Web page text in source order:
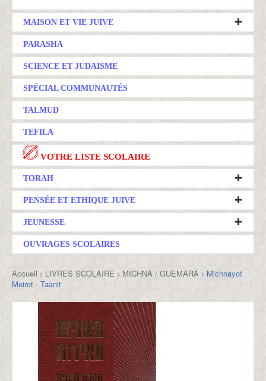
MAISON ET VIE JUIVE
PARASHA
SCIENCE ET JUDAISME
SPÉCIAL COMMUNAUTÉS
TALMUD
TEFILA
VOTRE LISTE SCOLAIRE
TORAH
PENSÉE ET ETHIQUE JUIVE
JEUNESSE
OUVRAGES SCOLAIRES
Accueil > LIVRES SCOLAIRE > MICHNA / GUEMARA > Michnayot
Meirot - Taanit